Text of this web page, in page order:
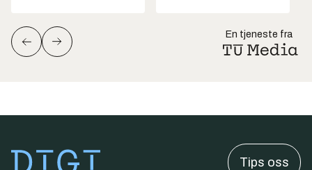
En tjeneste fra
Tips oss